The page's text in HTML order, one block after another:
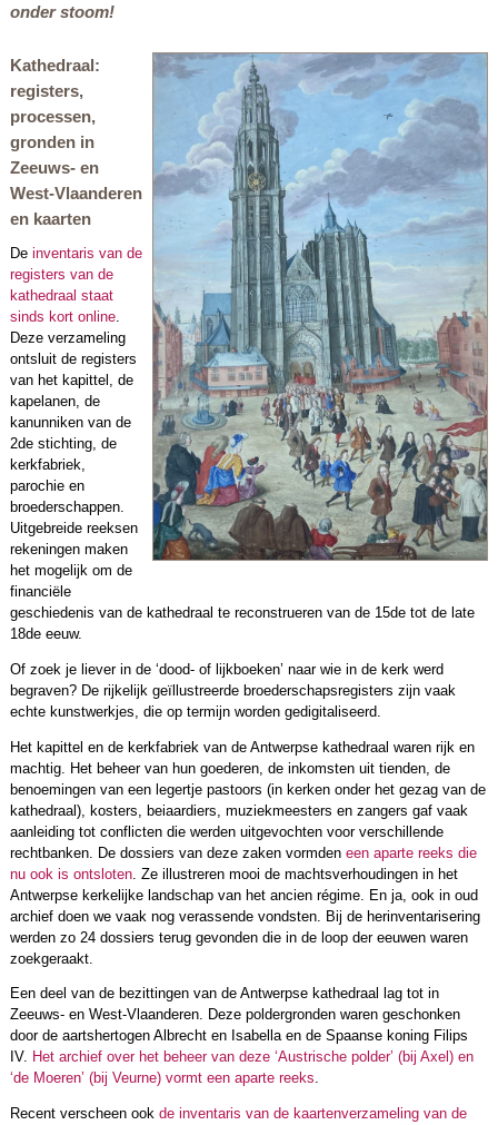
onder stoom!
Kathedraal:
registers,
processen,
gronden in
Zeeuws- en
West-Vlaanderen
en kaarten
De inventaris van de
registers van de
kathedraal staat
sinds kort online.
Deze verzameling
ontsluit de registers
van het kapittel, de
kapelanen, de
kanunniken van de
2de stichting, de
kerkfabriek,
parochie en
broederschappen.
Uitgebreide reeksen
rekeningen maken
het mogelijk om de
financiële
geschiedenis van de kathedraal te reconstrueren van de 15de tot de late
18de eeuw.
Of zoek je liever in de ‘dood- of lijkboeken’ naar wie in de kerk werd
begraven? De rijkelijk geïllustreerde broederschapsregisters zijn vaak
echte kunstwerkjes, die op termijn worden gedigitaliseerd.
Het kapittel en de kerkfabriek van de Antwerpse kathedraal waren rijk en
machtig. Het beheer van hun goederen, de inkomsten uit tienden, de
benoemingen van een legertje pastoors (in kerken onder het gezag van de
kathedraal), kosters, beiaardiers, muziekmeesters en zangers gaf vaak
aanleiding tot conflicten die werden uitgevochten voor verschillende
rechtbanken. De dossiers van deze zaken vormden een aparte reeks die
nu ook is ontsloten. Ze illustreren mooi de machtsverhoudingen in het
Antwerpse kerkelijke landschap van het ancien régime. En ja, ook in oud
archief doen we vaak nog verassende vondsten. Bij de herinventarisering
werden zo 24 dossiers terug gevonden die in de loop der eeuwen waren
zoekgeraakt.
Een deel van de bezittingen van de Antwerpse kathedraal lag tot in
Zeeuws- en West-Vlaanderen. Deze poldergronden waren geschonken
door de aartshertogen Albrecht en Isabella en de Spaanse koning Filips
IV. Het archief over het beheer van deze ‘Austrische polder’ (bij Axel) en
‘de Moeren’ (bij Veurne) vormt een aparte reeks.
Recent verscheen ook de inventaris van de kaartenverzameling van de